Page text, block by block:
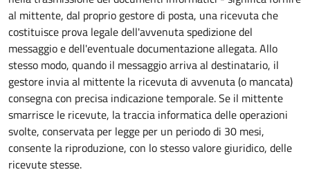
al mittente, dal proprio gestore di posta, una ricevuta che
costituisce prova legale dell'avvenuta spedizione del
messaggio e dell'eventuale documentazione allegata. Allo
stesso modo, quando il messaggio arriva al destinatario, il
gestore invia al mittente la ricevuta di avvenuta (o mancata)
consegna con precisa indicazione temporale. Se il mittente
smarrisce le ricevute, la traccia informatica delle operazioni
svolte, conservata per legge per un periodo di 30 mesi,
consente la riproduzione, con lo stesso valore giuridico, delle
ricevute stesse.